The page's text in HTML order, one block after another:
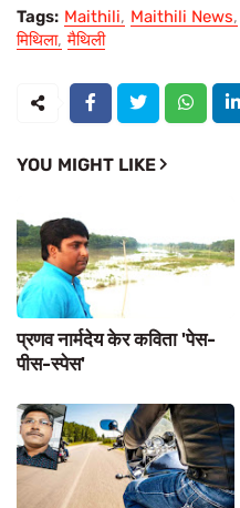
Tags: Maithili Maithili News
मिथिला मैथिली
YOU MIGHT LIKE
प्रणव नार्मदेय केर कविता 'पेस-
पीस-स्पेस'